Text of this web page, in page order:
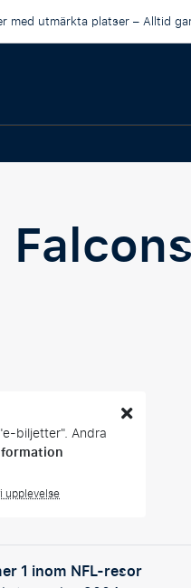
med utmärkta platser – Alltid
biljetter". Andra
upplevelse
1 inom NFL-resor